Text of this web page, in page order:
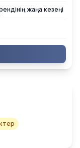
сапа брендінің жаңа кезеңі